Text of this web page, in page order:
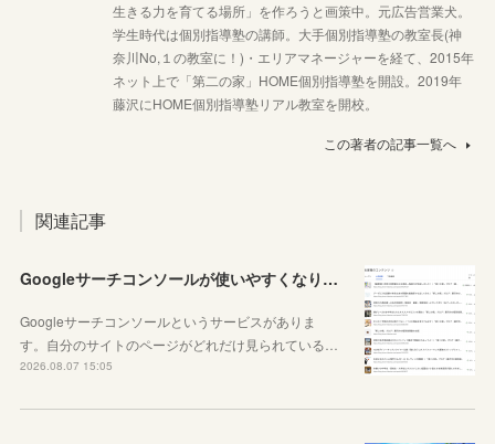
生きる力を育てる場所」を作ろうと画策中。元広告営業犬。
学生時代は個別指導塾の講師。大手個別指導塾の教室長(神
奈川No,１の教室に！)・エリアマネージャーを経て、2015年
ネット上で「第二の家」HOME個別指導塾を開設。2019年
藤沢にHOME個別指導塾リアル教室を開校。
この著者の記事一覧へ
関連記事
Googleサーチコンソールが使いやすくなりました！YouTubeも見れるように！
Googleサーチコンソールというサービスがありま
す。自分のサイトのページがどれだけ見られている…
2026.08.07 15:05